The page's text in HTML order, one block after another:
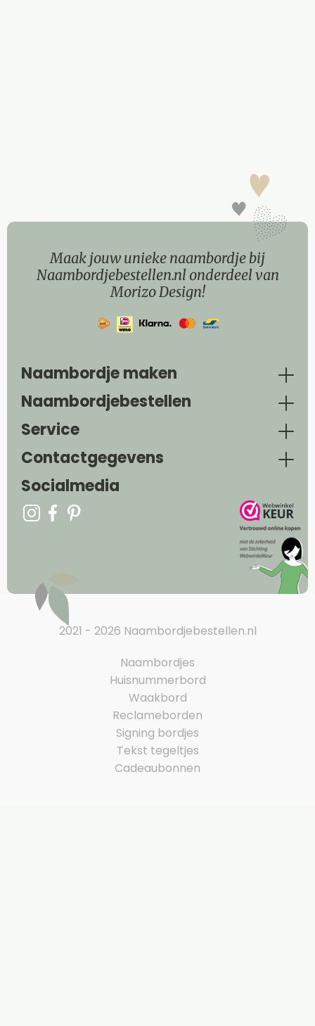
Maak jouw unieke naambordje bij
Naambordjebestellen.nl onderdeel van
Morizo Design!
Naambordje maken
Naambordjebestellen
Service
Contactgegevens
Socialmedia
2021 - 2026 Naambordjebestellen.nl
Naambordjes
Huisnummerbord
Waakbord
Reclameborden
Signing bordjes
Tekst tegeltjes
Cadeaubonnen